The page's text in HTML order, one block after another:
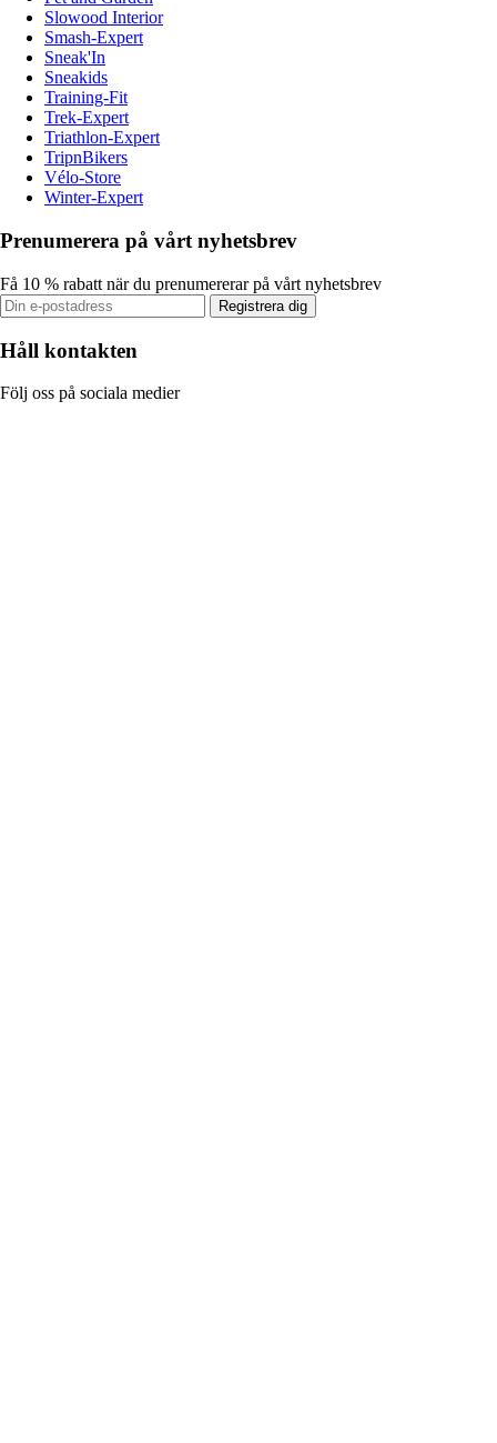
Slowood Interior
Smash-Expert
Sneak'In
Sneakids
Training-Fit
Trek-Expert
Triathlon-Expert
TripnBikers
Vélo-Store
Winter-Expert
Prenumerera på vårt nyhetsbrev
Få 10 % rabatt när du prenumererar på vårt nyhetsbrev
Registrera dig
Håll kontakten
Följ oss på sociala medier